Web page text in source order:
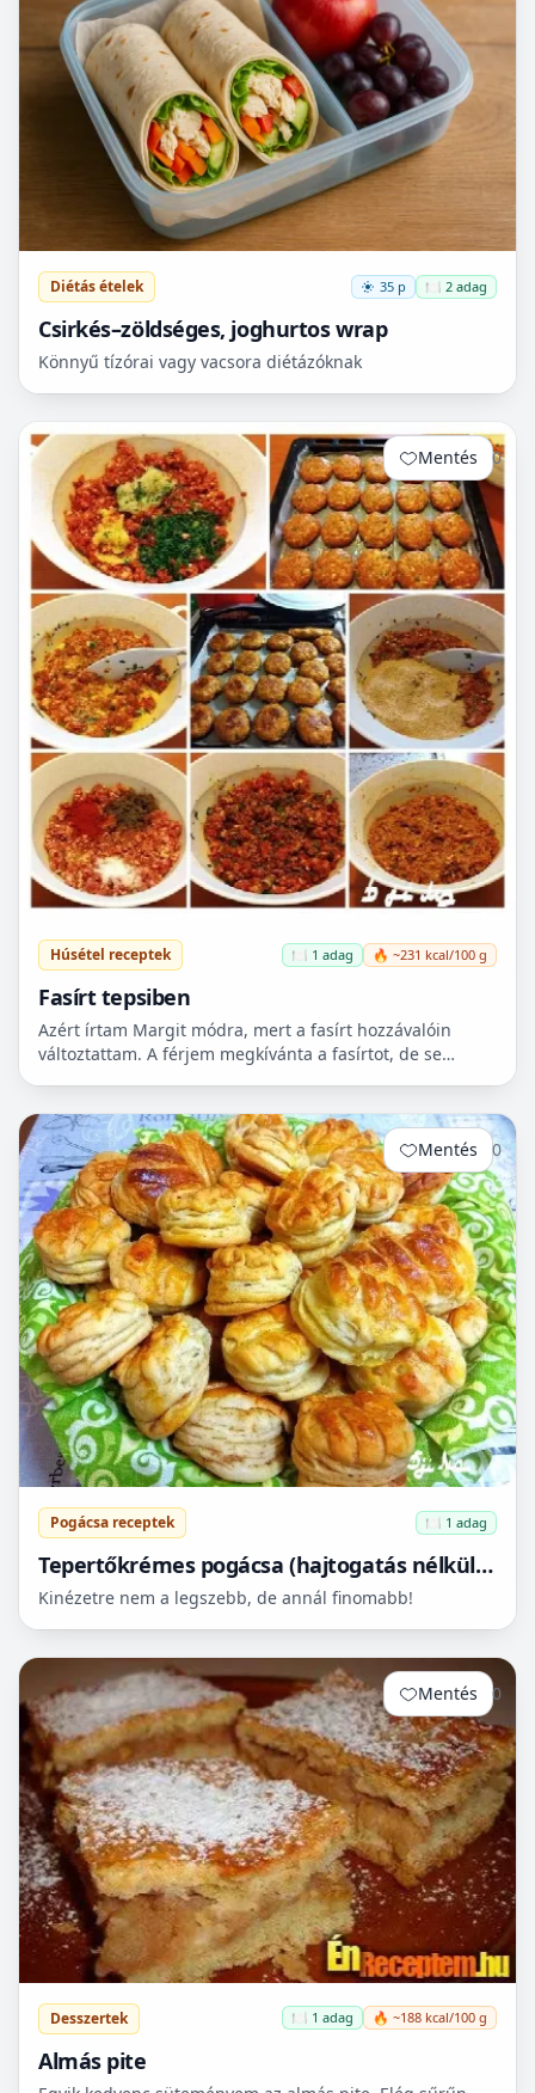
Diétás ételek 35 p 🍽️ 2 adag
Csirkés–zöldséges, joghurtos wrap
Könnyű tízórai vagy vacsora diétázóknak
Mentés 0
Húsétel receptek 🍽️ 1 adag 🔥 ~231 kcal/100 g
Fasírt tepsiben
Azért írtam Margit módra, mert a fasírt hozzávalóin
változtattam. A férjem megkívánta a fasírtot, de se
Mentés 0
Pogácsa receptek 🍽️ 1 adag
Tepertőkrémes pogácsa (hajtogatás nélkül is
leveles)
Kinézetre nem a legszebb, de annál finomabb!
Mentés 0
Desszertek 🍽️ 1 adag 🔥 ~188 kcal/100 g
Almás pite